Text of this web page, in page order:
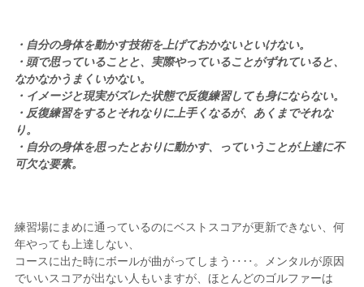
・自分の身体を動かす技術を上げておかないといけない。
・頭で思っていることと、実際やっていることがずれていると、
なかなかうまくいかない。
・イメージと現実がズレた状態で反復練習しても身にならない。
・反復練習をするとそれなりに上手くなるが、あくまでそれな
り。
・自分の身体を思ったとおりに動かす、っていうことが上達に不
可欠な要素。
練習場にまめに通っているのにベストスコアが更新できない、何
年やっても上達しない、
コースに出た時にボールが曲がってしまう‥‥。メンタルが原因
でいいスコアが出ない人もいますが、ほとんどのゴルファーは